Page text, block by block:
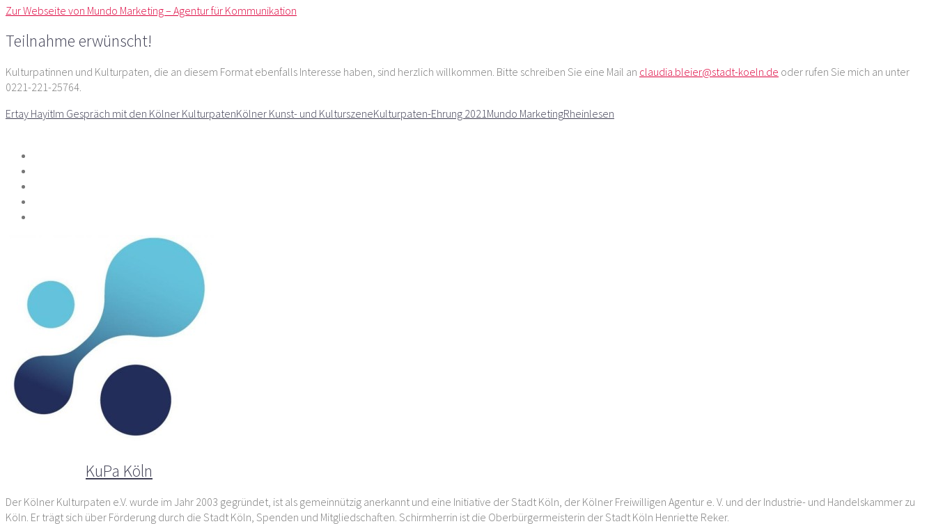
Zur Webseite von Mundo Marketing – Agentur für Kommunikation
Teilnahme erwünscht!
Kulturpatinnen und Kulturpaten, die an diesem Format ebenfalls Interesse haben, sind herzlich willkommen. Bitte schreiben Sie eine Mail an claudia.bleier@stadt-koeln.de oder rufen Sie mich an unter
0221-221-25764.
Ertay HayitIm Gespräch mit den Kölner KulturpatenKölner Kunst- und KulturszeneKulturpaten-Ehrung 2021 Mundo MarketingRheinlesen
KuPa Köln
Der Kölner Kulturpaten e.V. wurde im Jahr 2003 gegründet, ist als gemeinnützig anerkannt und eine Initiative der Stadt Köln, der Kölner Freiwilligen Agentur e. V. und der Industrie- und Handelskammer zu
Köln. Er trägt sich über Förderung durch die Stadt Köln, Spenden und Mitgliedschaften. Schirmherrin ist die Oberbürgermeisterin der Stadt Köln Henriette Reker.